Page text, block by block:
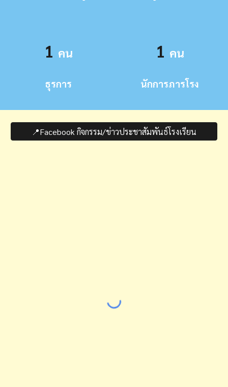
1 คน
ธุรการ
1 คน
นักการภารโรง
📍Facebook กิจกรรม/ข่าวประชาสัมพันธ์โรงเรียน